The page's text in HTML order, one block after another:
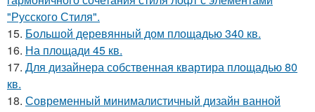
"Русского Стиля".
15. Большой деревянный дом площадью 340 кв.
16. На площади 45 кв.
17. Для дизайнера собственная квартира площадью 80
кв.
18. Современный минималистичный дизайн ванной